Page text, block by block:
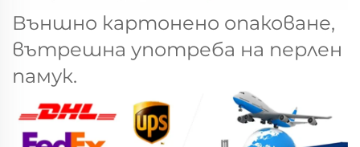
Външно картонено опаковане,
вътрешна употреба на перлен
памук.